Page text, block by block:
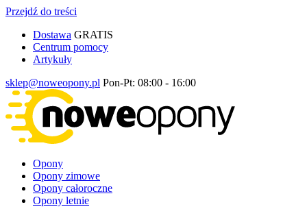
Przejdź do treści
Dostawa GRATIS
Centrum pomocy
Artykuły
sklep@noweopony.pl Pon-Pt: 08:00 - 16:00
Opony
Opony zimowe
Opony całoroczne
Opony letnie